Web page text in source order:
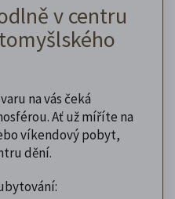
v centru
na vás čeká
Ať už míříte na
víkendový pobyt,
dění.